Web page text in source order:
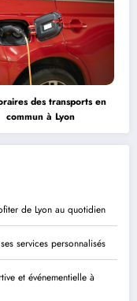
des transports en
commun à Lyon
de Lyon au quotidien
services personnalisés
et événementielle à